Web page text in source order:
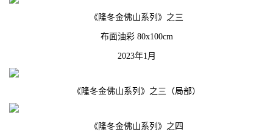
《隆冬金佛山系列》之三
布面油彩 80x100cm
2023年1月
《隆冬金佛山系列》之三（局部）
《隆冬金佛山系列》之四